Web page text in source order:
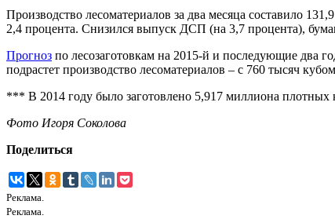
Производство лесоматериалов за два месяца составило
2,4 процента. Снизился выпуск ДСП (на 3,7 процента),
Прогноз по лесозаготовкам на 2015-й и последующие два
подрастет производство лесоматериалов – с 760 тысяч
*** В 2014 году было заготовлено 5,917 миллиона плотных
Фото Игоря Соколова
Поделиться
Реклама.
Реклама.